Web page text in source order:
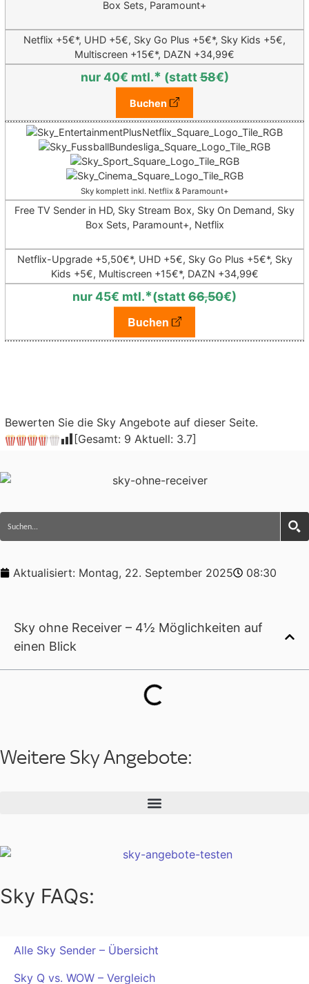
Box Sets, Paramount+
Netflix +5€*, UHD +5€, Sky Go Plus +5€*, Sky Kids +5€,
Multiscreen +15€*, DAZN +34,99€
nur 40€ mtl.* (statt58€)
Buchen
Sky komplett inkl. Netflix & Paramount+
Free TV Sender in HD, Sky Stream Box, Sky On Demand, Sky
Box Sets, Paramount+, Netflix
Netflix-Upgrade +5,50€*, UHD +5€, Sky Go Plus +5€*, Sky
Kids +5€, Multiscreen +15€*, DAZN +34,99€
nur 45€ mtl.*(statt66,50€)
Buchen
Bewerten Sie die Sky Angebote auf dieser Seite.
[Gesamt: 9 Aktuell: 3.7]
Aktualisiert: Montag, 22. September 2025 08:30
Sky ohne Receiver – 4½ Möglichkeiten auf
einen Blick
Weitere Sky Angebote:
Sky FAQs:
Alle Sky Sender – Übersicht
Sky Q vs. WOW – Vergleich